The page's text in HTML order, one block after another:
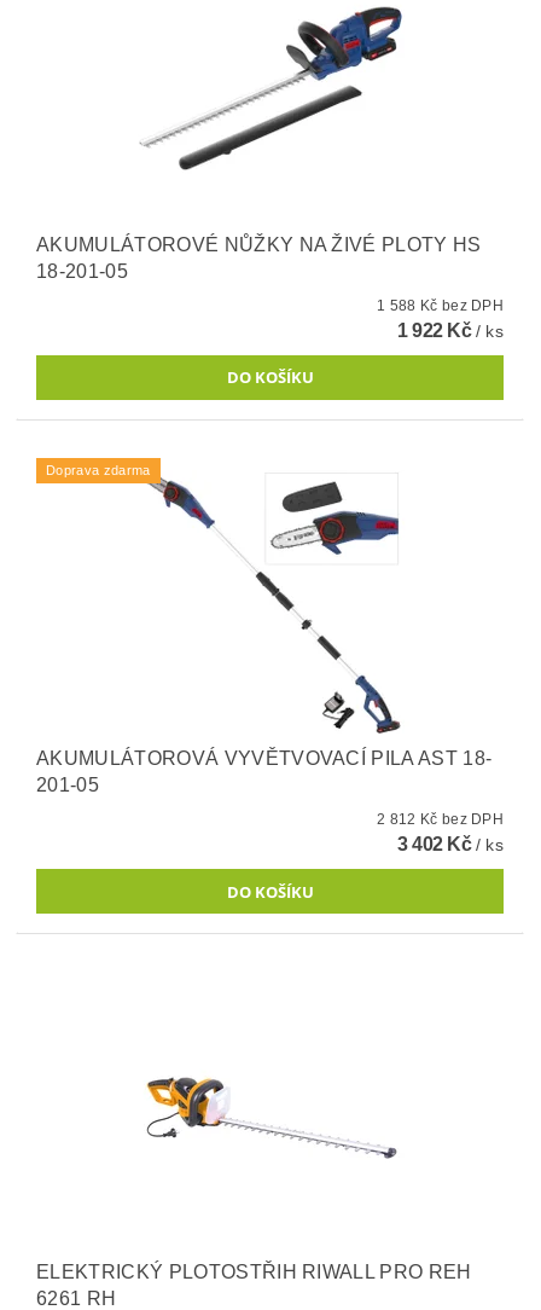
AKUMULÁTOROVÉ NŮŽKY NA ŽIVÉ PLOTY HS
18-201-05
1 588 Kč bez DPH
1 922 Kč/ ks
Doprava zdarma
AKUMULÁTOROVÁ VYVĚTVOVACÍ PILA AST 18-
201-05
2 812 Kč bez DPH
3 402 Kč/ ks
ELEKTRICKÝ PLOTOSTŘIH RIWALL PRO REH
6261 RH